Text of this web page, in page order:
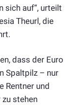
sich auf“, urteilt
Theurl, die
dass der Euro
Spaltpilz – nur
Rentner und
stehen